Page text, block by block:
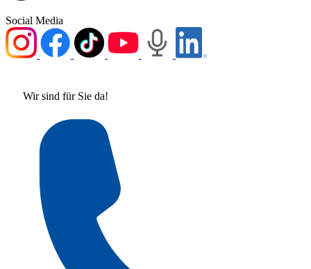
Social Media
Wir sind für Sie da!